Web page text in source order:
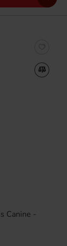
Canine -